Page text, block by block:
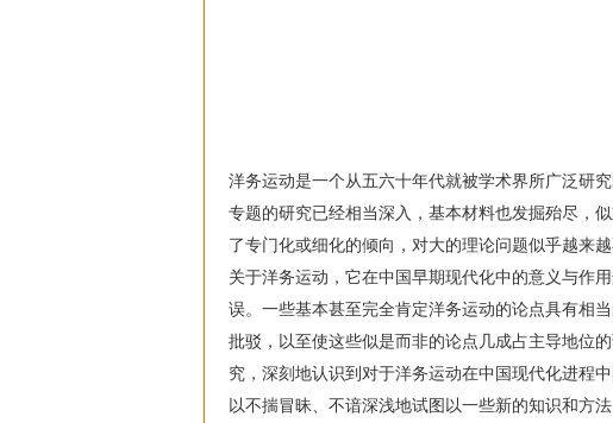
洋务运动是一个从五六十年代就被学术界所广泛研
专题的研究已经相当深入，基本材料也发掘殆尽，
了专门化或细化的倾向，对大的理论问题似乎越来
关于洋务运动，它在中国早期现代化中的意义与作
误。一些基本甚至完全肯定洋务运动的论点具有相
批驳，以至使这些似是而非的论点几成占主导地位
究，深刻地认识到对于洋务运动在中国现代化进程
以不揣冒昧、不谙深浅地试图以一些新的知识和方